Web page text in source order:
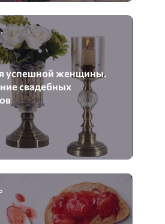
успешной женщины.
свадебных